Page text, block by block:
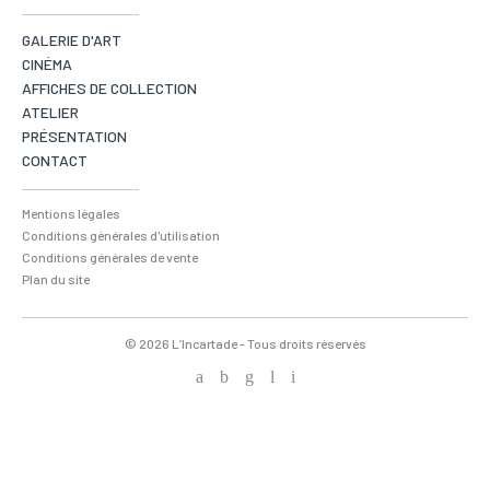
GALERIE D'ART
CINÉMA
AFFICHES DE COLLECTION
ATELIER
PRÉSENTATION
CONTACT
Mentions légales
Conditions générales d'utilisation
Conditions générales de vente
Plan du site
© 2026 L’Incartade - Tous droits réservés